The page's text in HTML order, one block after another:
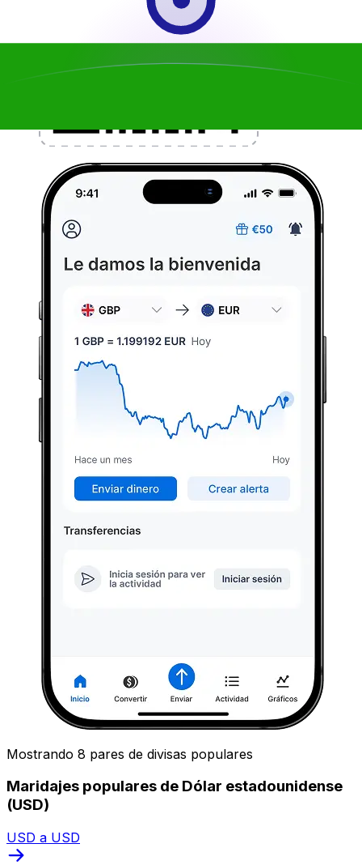
Mostrando 8 pares de divisas populares
Maridajes populares de Dólar estadounidense
(USD)
USD a USD